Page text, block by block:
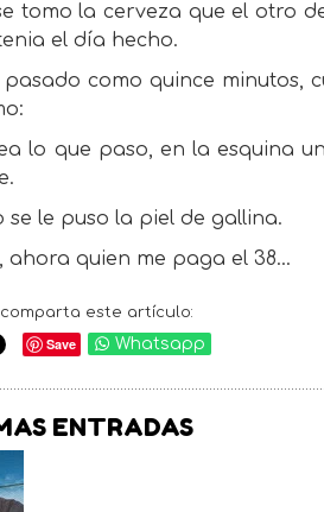
tomo la cerveza que el otro
el día hecho.
como quince minutos,
lo que paso, en la esquina
se le puso la piel de gallina.
ahora quien me paga el 38…
este artículo:
Save Whatsapp
ENTRADAS